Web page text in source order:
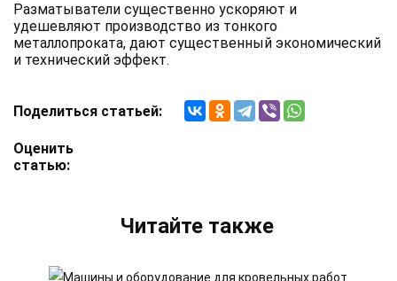
Разматыватели существенно ускоряют и
удешевляют производство из тонкого
металлопроката, дают существенный экономический
и технический эффект.
Поделиться статьей:
Оценить
статью:
Читайте также